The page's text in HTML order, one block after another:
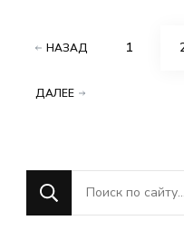
Пагинация
НАЗАД 1
ДАЛЕЕ
Ищите
что-